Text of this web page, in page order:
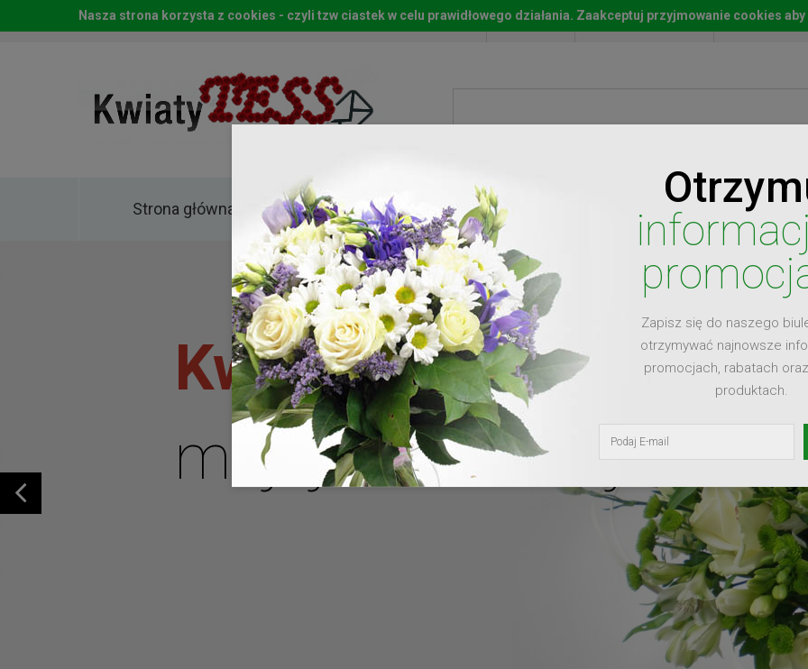
Start Moje konto Lista
Strona główna Kwiaty
Kwiaty dla
mojej ukochanej
Zapisz się do naszego
otrzymywać najnowsze
promocjach, rabatach
produktach.
Nasza strona korzysta z cookies - czyli tzw ciastek w celu prawidłowego działania. Zaakceptuj przyjmowanie cookies